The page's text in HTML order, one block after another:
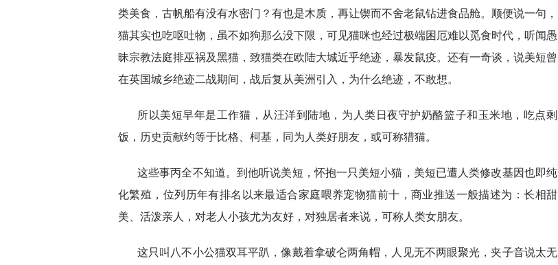
类美食，古帆船有没有水密门？有也是木质，再让锲而不舍老鼠钻进食品舱。顺便说一句，
猫其实也吃呕吐物，虽不如狗那么没下限，可见猫咪也经过极端困厄难以觅食时代，听闻愚
昧宗教法庭排巫祸及黑猫，致猫类在欧陆大城近乎绝迹，暴发鼠疫。还有一奇谈，说美短曾
在英国城乡绝迹二战期间，战后复从美洲引入，为什么绝迹，不敢想。
所以美短早年是工作猫，从汪洋到陆地，为人类日夜守护奶酪篮子和玉米地，吃点剩
饭，历史贡献约等于比格、柯基，同为人类好朋友，或可称猎猫。
这些事丙全不知道。到他听说美短，怀抱一只美短小猫，美短已遭人类修改基因也即纯
化繁殖，位列历年有排名以来最适合家庭喂养宠物猫前十，商业推送一般描述为：长相甜
美、活泼亲人，对老人小孩尤为友好，对独居者来说，可称人类女朋友。
这只叫八不小公猫双耳平趴，像戴着拿破仑两角帽，人见无不两眼聚光，夹子音说太无